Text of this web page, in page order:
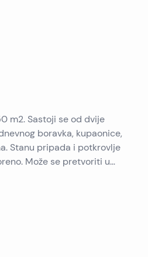
m2. Sastoji se od dvije
boravka, kupaonice,
Stanu pripada i potkrovlje
Može se pretvoriti u